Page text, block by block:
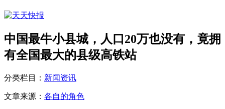
中国最牛小县城，人口20万也没有，竟拥
有全国最大的县级高铁站
分类栏目： 新闻资讯
文章来源： 各自的角色